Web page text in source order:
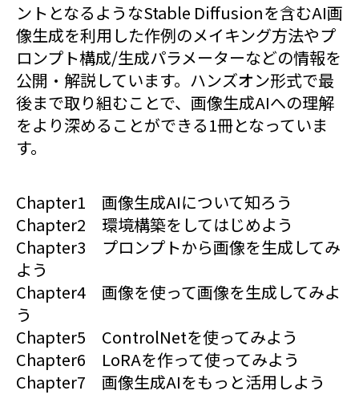
ントとなるようなStable Diffusionを含むAI画
像生成を利用した作例のメイキング方法やプ
ロンプト構成/生成パラメーターなどの情報を
公開・解説しています。ハンズオン形式で最
後まで取り組むことで、画像生成AIへの理解
をより深めることができる1冊となっていま
す。
Chapter1 画像生成AIについて知ろう
Chapter2 環境構築をしてはじめよう
Chapter3 プロンプトから画像を生成してみ
よう
Chapter4 画像を使って画像を生成してみよ
う
Chapter5 ControlNetを使ってみよう
Chapter6 LoRAを作って使ってみよう
Chapter7 画像生成AIをもっと活用しよう